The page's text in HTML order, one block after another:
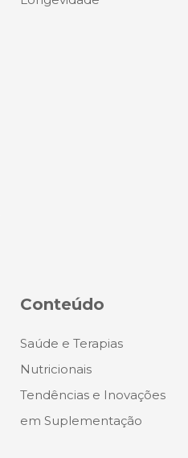
Conteúdo
Saúde e Terapias
Nutricionais
Tendências e Inovações
em Suplementação